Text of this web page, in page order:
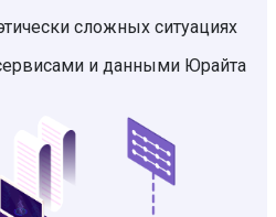
сложных ситуациях
и данными Юрайта